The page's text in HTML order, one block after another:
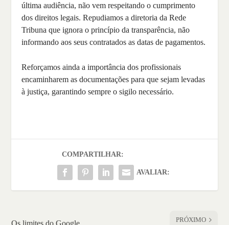
última audiência, não vem respeitando o cumprimento
dos direitos legais. Repudiamos a diretoria da Rede
Tribuna que ignora o princípio da transparência, não
informando aos seus contratados as datas de pagamentos.
Reforçamos ainda a importância dos profissionais
encaminharem as documentações para que sejam levadas
à justiça, garantindo sempre o sigilo necessário.
COMPARTILHAR:
AVALIAR:
PRÓXIMO